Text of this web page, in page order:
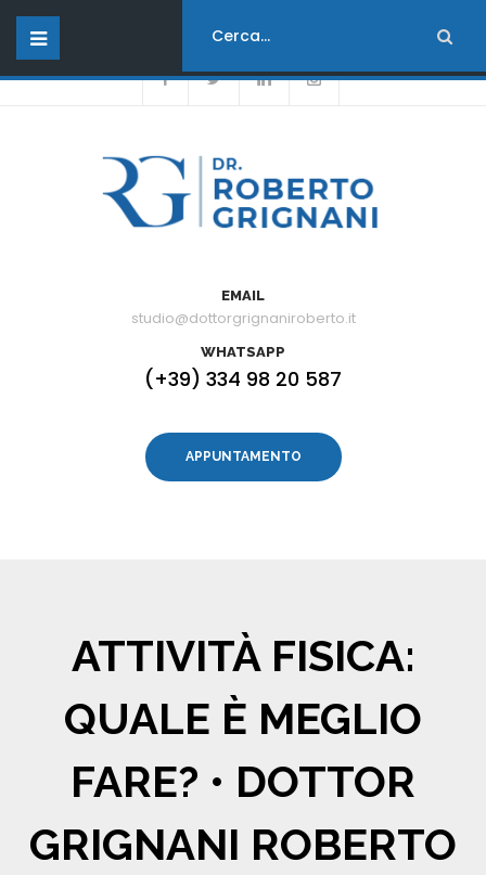
dal Lunedì al Venerdì - dalle 08:00 alle 17:00
EMAIL
studio@dottorgrignaniroberto.it
WHATSAPP
(+39) 334 98 20 587
APPUNTAMENTO
ATTIVITÀ FISICA:
QUALE È MEGLIO
FARE? • DOTTOR
GRIGNANI ROBERTO